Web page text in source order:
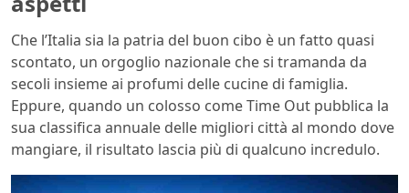
Che l’Italia sia la patria del buon cibo è un fatto quasi
scontato, un orgoglio nazionale che si tramanda da
secoli insieme ai profumi delle cucine di famiglia.
Eppure, quando un colosso come Time Out pubblica la
sua classifica annuale delle migliori città al mondo dove
mangiare, il risultato lascia più di qualcuno incredulo.